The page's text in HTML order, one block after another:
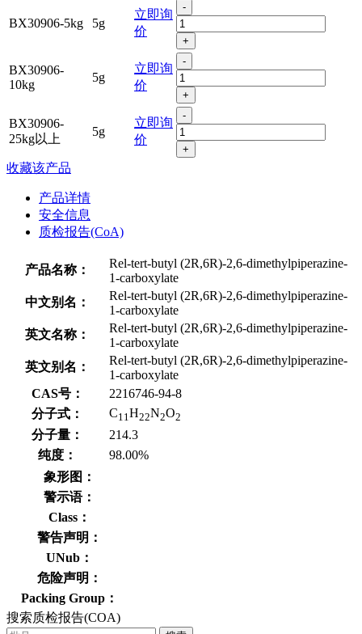
BX30906-5kg 5g
立即询
价
-
+
BX30906-
10kg
5g
立即询
价
-
+
BX30906-
25kg以上
5g
立即询
价
-
+
收藏该产品
产品详情
安全信息
质检报告(CoA)
产品名称：
Rel-tert-butyl (2R,6R)-2,6-dimethylpiperazine-
1-carboxylate
中文别名：
Rel-tert-butyl (2R,6R)-2,6-dimethylpiperazine-
1-carboxylate
英文名称：
Rel-tert-butyl (2R,6R)-2,6-dimethylpiperazine-
1-carboxylate
英文别名：
Rel-tert-butyl (2R,6R)-2,6-dimethylpiperazine-
1-carboxylate
CAS号：
2216746-94-8
分子式：
C11H22N2O2
分子量：
214.3
纯度：
98.00%
象形图：
警示语：
Class：
警告声明：
UNub：
危险声明：
Packing Group：
搜索质检报告(COA)